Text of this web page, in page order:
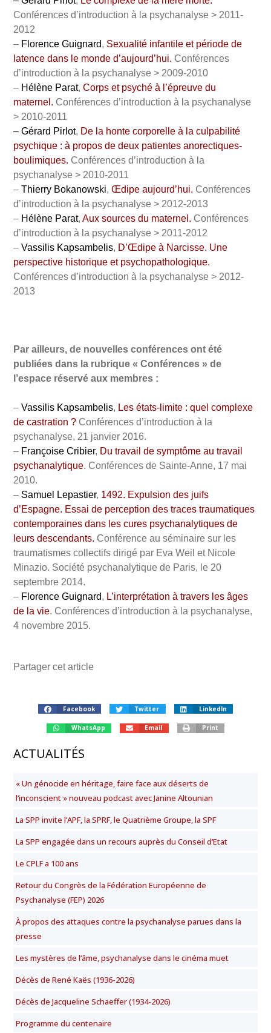
Conférences d’introduction à la psychanalyse > 2011-
2012
– Florence Guignard, Sexualité infantile et période de
latence dans le monde d’aujourd’hui. Conférences
d’introduction à la psychanalyse > 2009-2010
– Hélène Parat, Corps et psyché à l’épreuve du
maternel . Conférences d’introduction à la psychanalyse
> 2010-2011
– Gérard Pirlot, De la honte corporelle à la culpabilité
psychique : à propos de deux patientes anorectiques-
boulimiques. Conférences d’introduction à la
psychanalyse > 2010-2011
– Thierry Bokanowski, Œdipe aujourd’hui. Conférences
d’introduction à la psychanalyse > 2012-2013
– Hélène Parat, Aux sources du maternel. Conférences
d’introduction à la psychanalyse > 2011-2012
– Vassilis Kapsambelis, D’Œdipe à Narcisse. Une
perspective historique et psychopathologique.
Conférences d’introduction à la psychanalyse > 2012-
2013
Par ailleurs, de nouvelles conférences ont été
publiées dans la rubrique « Conférences » de
l’espace réservé aux membres :
– Vassilis Kapsambelis, Les états-limite : quel complexe
de castration ? Conférences d’introduction à la
psychanalyse, 21 janvier 2016.
– Françoise Cribier, Du travail de symptôme au travail
psychanalytique. Conférences de Sainte-Anne, 17 mai
2010.
– Samuel Lepastier, 1492. Expulsion des juifs
d’Espagne. Essai de perception des traces traumatiques
contemporaines dans les cures psychanalytiques de
leurs descendants. Conférence au séminaire sur les
traumatismes collectifs dirigé par Eva Weil et Nicole
Minazio. Société psychanalytique de Paris, le 20
septembre 2014.
– Florence Guignard, L’interprétation à travers les âges
de la vie. Conférences d’introduction à la psychanalyse,
4 novembre 2015.
Partager cet article
Facebook Twitter LinkedIn
WhatsApp Email Print
ACTUALITÉS
« Un génocide en héritage, faire face aux déserts de
l’inconscient » nouveau podcast avec Janine Altounian
La SPP invite l’APF, la SPRF, le Quatrième Groupe, la SPF
La SPP engagée dans un recours auprès du Conseil d’Etat
Le CPLF a 100 ans
Retour du Congrès de la Fédération Européenne de
Psychanalyse (FEP) 2026
À propos des attaques contre la psychanalyse parues dans la
presse
Les mystères de l’âme, psychanalyse dans le cinéma muet
Décès de René Kaës (1936-2026)
Décès de Jacqueline Schaeffer (1934-2026)
Programme du centenaire